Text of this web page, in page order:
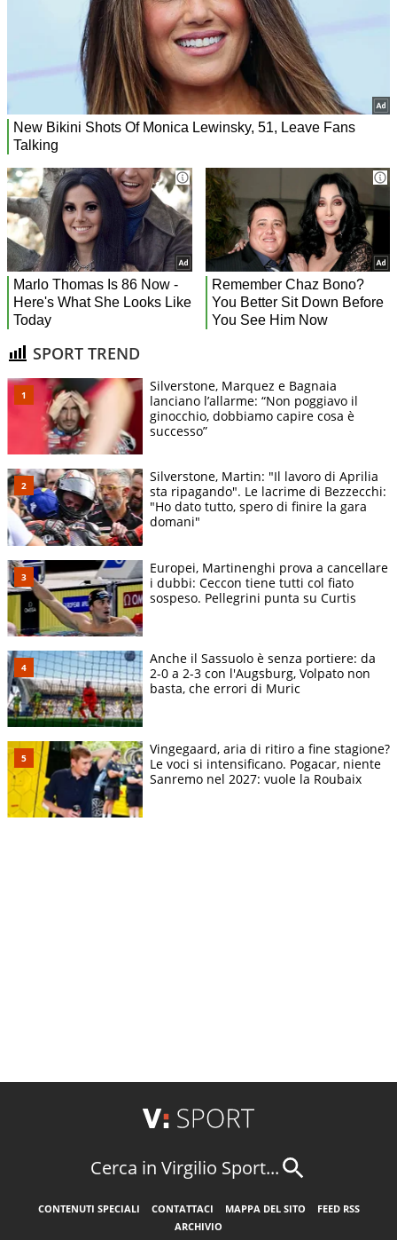
SPORT TREND
Silverstone, Marquez e Bagnaia
lanciano l’allarme: “Non poggiavo il
ginocchio, dobbiamo capire cosa è
successo”
Silverstone, Martin: "Il lavoro di Aprilia
sta ripagando". Le lacrime di Bezzecchi:
"Ho dato tutto, spero di finire la gara
domani"
Europei, Martinenghi prova a cancellare
i dubbi: Ceccon tiene tutti col fiato
sospeso. Pellegrini punta su Curtis
Anche il Sassuolo è senza portiere: da
2-0 a 2-3 con l'Augsburg, Volpato non
basta, che errori di Muric
Vingegaard, aria di ritiro a fine stagione?
Le voci si intensificano. Pogacar, niente
Sanremo nel 2027: vuole la Roubaix
Cerca in Virgilio Sport...
CONTENUTI SPECIALI CONTATTACI MAPPA DEL SITO
FEED RSS
ARCHIVIO